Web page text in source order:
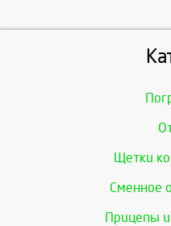
Щетки
Сменное
Прицепы